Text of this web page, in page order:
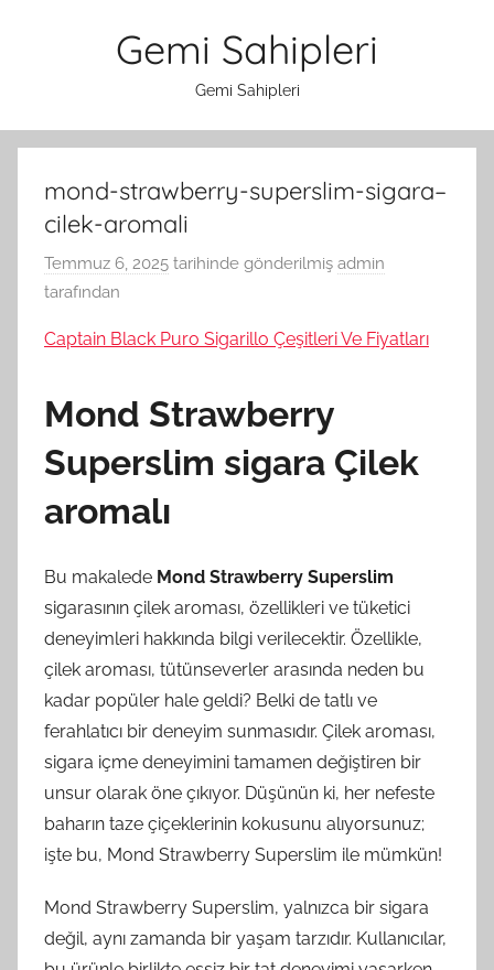
Gemi Sahipleri
Gemi Sahipleri
mond-strawberry-superslim-sigara–
cilek-aromali
Temmuz 6, 2025 tarihinde gönderilmiş admin
tarafından
Captain Black Puro Sigarillo Çeşitleri Ve Fiyatları
Mond Strawberry
Superslim sigara Çilek
aromalı
Bu makalede Mond Strawberry Superslim
sigarasının çilek aroması, özellikleri ve tüketici
deneyimleri hakkında bilgi verilecektir. Özellikle,
çilek aroması, tütünseverler arasında neden bu
kadar popüler hale geldi? Belki de tatlı ve
ferahlatıcı bir deneyim sunmasıdır. Çilek aroması,
sigara içme deneyimini tamamen değiştiren bir
unsur olarak öne çıkıyor. Düşünün ki, her nefeste
baharın taze çiçeklerinin kokusunu alıyorsunuz;
işte bu, Mond Strawberry Superslim ile mümkün!
Mond Strawberry Superslim, yalnızca bir sigara
değil, aynı zamanda bir yaşam tarzıdır. Kullanıcılar,